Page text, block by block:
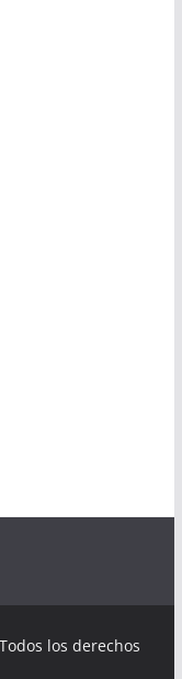
los derechos